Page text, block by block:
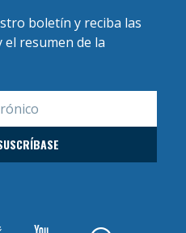
boletín y reciba las
resumen de la